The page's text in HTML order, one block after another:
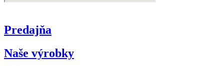
Predajňa
Naše výrobky